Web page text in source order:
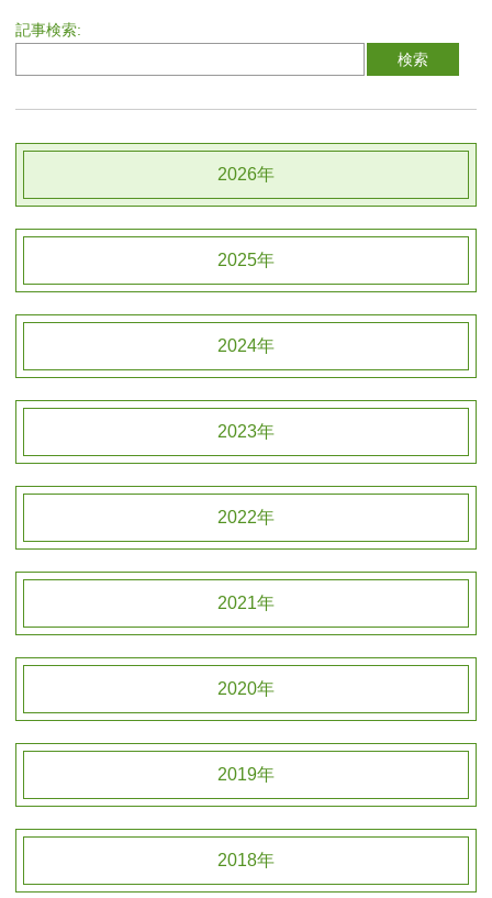
記事検索:
2026年
2025年
2024年
2023年
2022年
2021年
2020年
2019年
2018年